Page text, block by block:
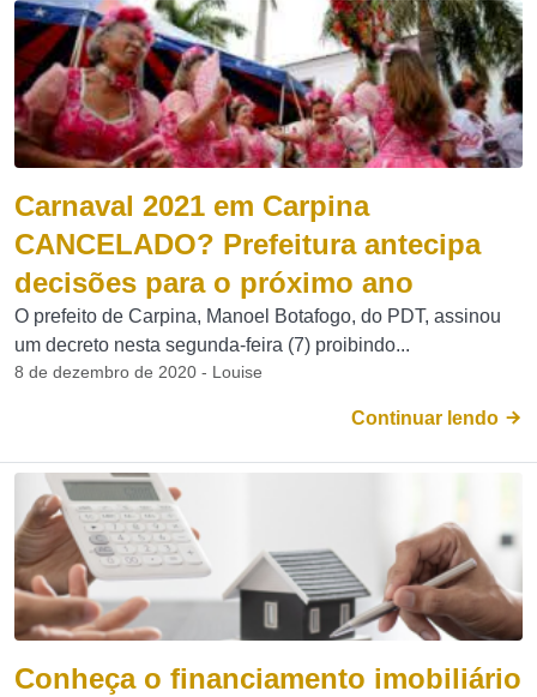
Carnaval 2021 em Carpina
CANCELADO? Prefeitura antecipa
decisões para o próximo ano
O prefeito de Carpina, Manoel Botafogo, do PDT, assinou
um decreto nesta segunda-feira (7) proibindo...
8 de dezembro de 2020 - Louise
Continuar lendo
Conheça o financiamento imobiliário